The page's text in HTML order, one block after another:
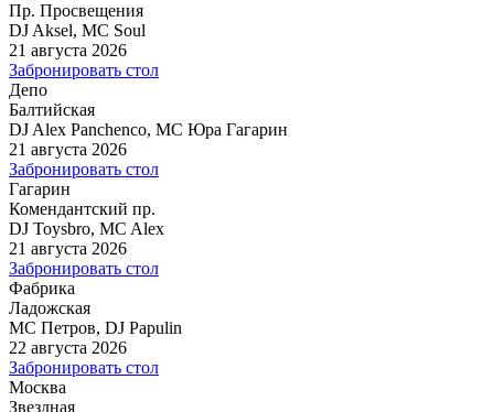
Пр. Просвещения
DJ Aksel, MC Soul
21 августа 2026
Забронировать стол
Депо
Балтийская
DJ Alex Panchenco, MC Юра Гагарин
21 августа 2026
Забронировать стол
Гагарин
Комендантский пр.
DJ Toysbro, MC Alex
21 августа 2026
Забронировать стол
Фабрика
Ладожская
MC Петров, DJ Papulin
22 августа 2026
Забронировать стол
Москва
Звездная